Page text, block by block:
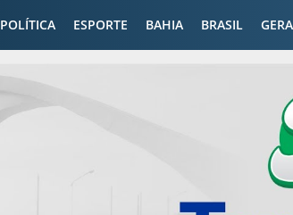
POLÍTICA ESPORTE BAHIA BRASIL